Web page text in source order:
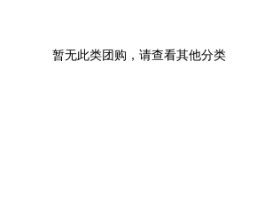
暂无此类团购，请查看其他分类